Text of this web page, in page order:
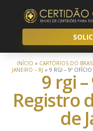
INÍCIO » CARTÓRIOS DO
JANEIRO – RJ » 9 RGI – 9º
9 rgi
Registro
de